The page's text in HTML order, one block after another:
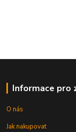
Informace pro
O nás
Jak nakupovat